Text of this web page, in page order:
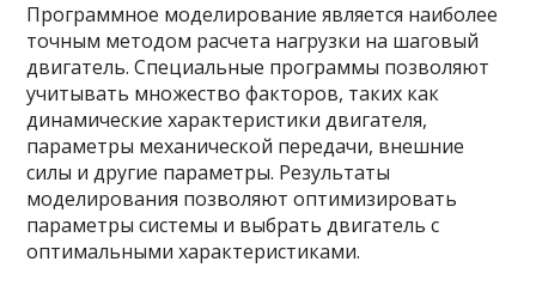
Программное моделирование является наиболее
точным методом расчета нагрузки на шаговый
двигатель. Специальные программы позволяют
учитывать множество факторов, таких как
динамические характеристики двигателя,
параметры механической передачи, внешние
силы и другие параметры. Результаты
моделирования позволяют оптимизировать
параметры системы и выбрать двигатель с
оптимальными характеристиками.